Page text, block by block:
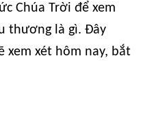
Chúa Trời để xem
thương là gì. Đây
xem xét hôm nay, bắt